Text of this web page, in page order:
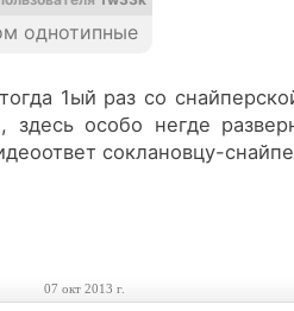
однотипные
1ый раз со
здесь особо негде
соклановцу-
07 окт 2013 г.